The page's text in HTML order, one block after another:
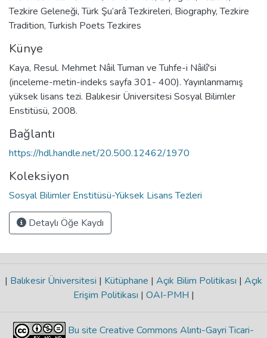
Tezkire Geleneği,Türk Şu’arâ Tezkireleri, Biography,Tezkire
Tradition,Turkish Poets Tezkires
Künye
Kaya, Resul. Mehmet Nâil Tuman ve Tuhfe-i Nâilî'si
(inceleme-metin-indeks sayfa 301- 400). Yayınlanmamış
yüksek lisans tezi. Balıkesir Üniversitesi Sosyal Bilimler
Enstitüsü, 2008.
Bağlantı
https://hdl.handle.net/20.500.12462/1970
Koleksiyon
Sosyal Bilimler Enstitüsü-Yüksek Lisans Tezleri
Detaylı Öğe Kaydı
| Balıkesir Üniversitesi | Kütüphane | Açık Bilim Politikası | Açık
Erişim Politikası | OAI-PMH |
Bu site Creative Commons Alıntı-Gayri Ticari-